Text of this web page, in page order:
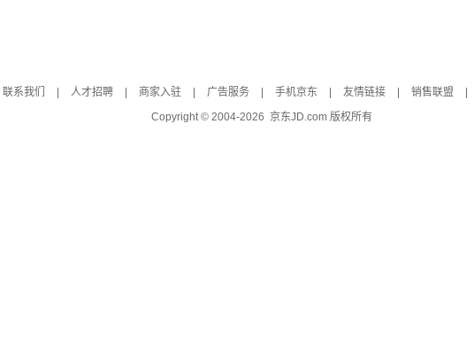
联系我们 人才招聘 商家入驻 广告服务 手机京东 友情链接 销售联盟
Copyright © 2004-2026 京东JD.com 版权所有